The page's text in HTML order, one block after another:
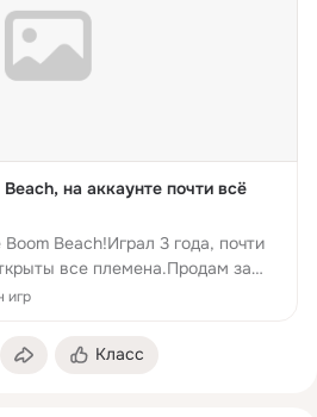
на аккаунте почти всё
Beach!Играл 3 года, почти
все племена.Продам за
как срочно нужны
игр
Класс